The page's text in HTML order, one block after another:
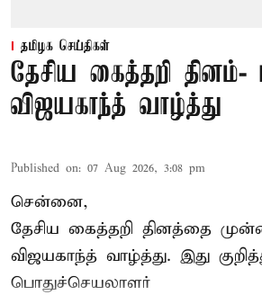
தமிழக செய்திகள்
தேசிய கைத்தறி தினம்-
விஜயகாந்த் வாழ்த்து
Published on: 07 Aug 2026, 3:08 pm
சென்னை,
தேசிய கைத்தறி தினத்தை
விஜயகாந்த் வாழ்த்து. இது
பொதுச்செயலாளர்